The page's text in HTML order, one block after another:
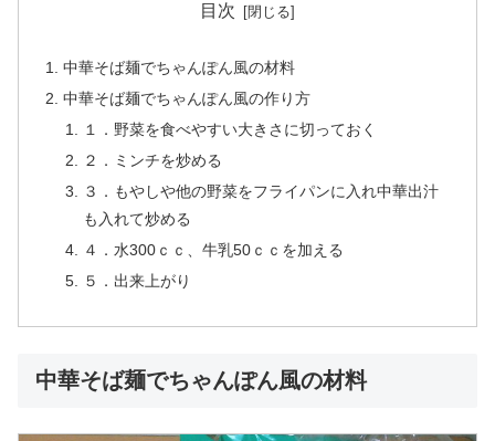
目次
中華そば麺でちゃんぽん風の材料
中華そば麺でちゃんぽん風の作り方
１．野菜を食べやすい大きさに切っておく
２．ミンチを炒める
３．もやしや他の野菜をフライパンに入れ中華出汁
も入れて炒める
４．水300ｃｃ、牛乳50ｃｃを加える
５．出来上がり
中華そば麺でちゃんぽん風の材料